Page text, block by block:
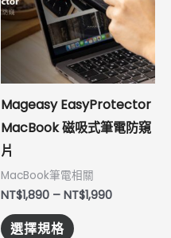
Mageasy EasyProtector
MacBook 磁吸式筆電防窺
片
MacBook筆電相關
NT$1,890 – NT$1,990
到
NT$1,990
選擇規格
有
多
種
款
式。
可
產
品